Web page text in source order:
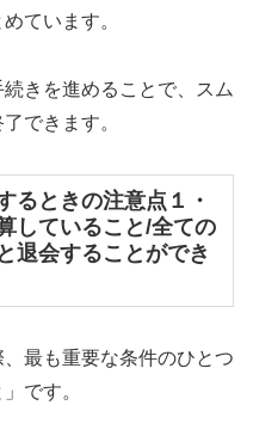
ています。
きを進めることで、スム
できます。
るときの注意点１・
していること/全ての
退会することができ
最も重要な条件のひとつ
です。